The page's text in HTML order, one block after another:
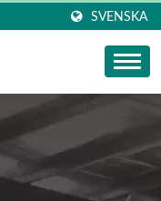
SVENSKA